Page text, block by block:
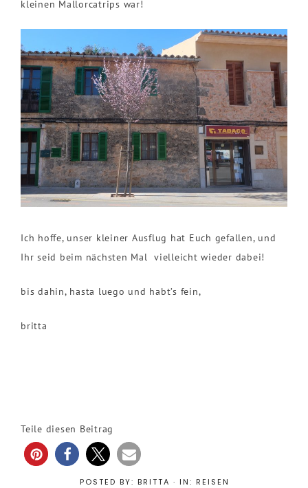
kleinen Mallorcatrips war!
Ich hoffe, unser kleiner Ausflug hat Euch gefallen, und
Ihr seid beim nächsten Mal vielleicht wieder dabei!
bis dahin, hasta luego und habt’s fein,
britta
Teile diesen Beitrag
POSTED BY: BRITTA · IN: REISEN